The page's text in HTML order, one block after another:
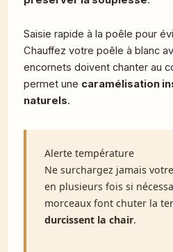
Saisie rapide à la poêle pour
Chauffez votre poêle à blanc
encornets doivent chanter au
permet une caramélisation
naturels.
Alerte température
Ne surchargez jamais
en plusieurs fois si
morceaux font chuter la
durcissent la chair.